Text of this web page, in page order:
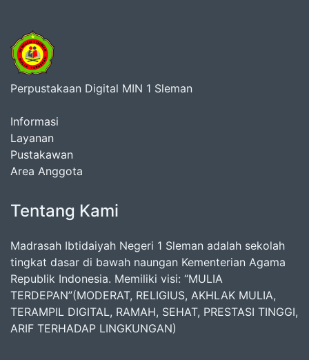
Perpustakaan Digital MIN 1 Sleman
Informasi
Layanan
Pustakawan
Area Anggota
Tentang Kami
Madrasah Ibtidaiyah Negeri 1 Sleman adalah sekolah
tingkat dasar di bawah naungan Kementerian Agama
Republik Indonesia. Memiliki visi: “MULIA
TERDEPAN”(MODERAT, RELIGIUS, AKHLAK MULIA,
TERAMPIL DIGITAL, RAMAH, SEHAT, PRESTASI TINGGI,
ARIF TERHADAP LINGKUNGAN)